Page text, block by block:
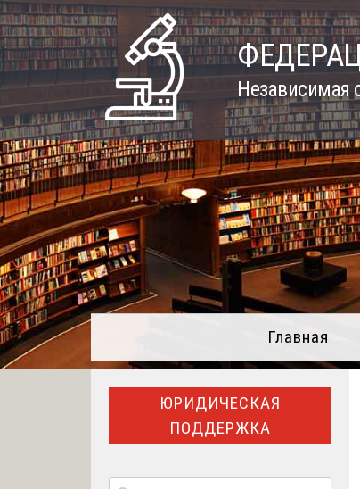
Skip
to
content
Независимая
Главная
ЮРИДИЧЕСКАЯ
ПОДДЕРЖКА